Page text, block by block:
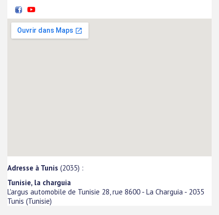
Adresse à Tunis (2035) :
Tunisie, la charguia
L'argus automobile de Tunisie 28, rue 8600 - La Charguia - 2035
Tunis (Tunisie)